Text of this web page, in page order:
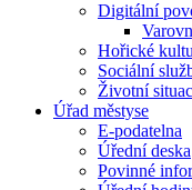
Digitální
Hořické
Sociální
Životní
Úřad městyse
E-podatelna
Úřední deska
Povinné